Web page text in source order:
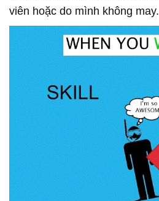
viên hoặc do mình không may.